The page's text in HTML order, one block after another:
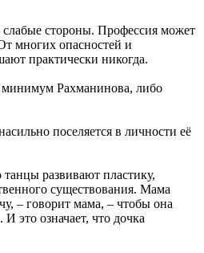
слабые стороны. Профессия может
многих опасностей и
практически никогда.
минимум Рахманинова, либо
поселяется в личности её
развивают пластику,
существования. Мама
– говорит мама, – чтобы она
это означает, что дочка